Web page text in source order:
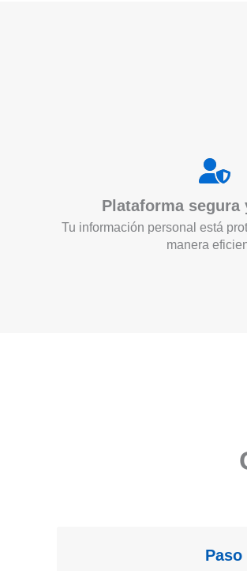
Plataforma segura
Tu información personal está
manera
Paso